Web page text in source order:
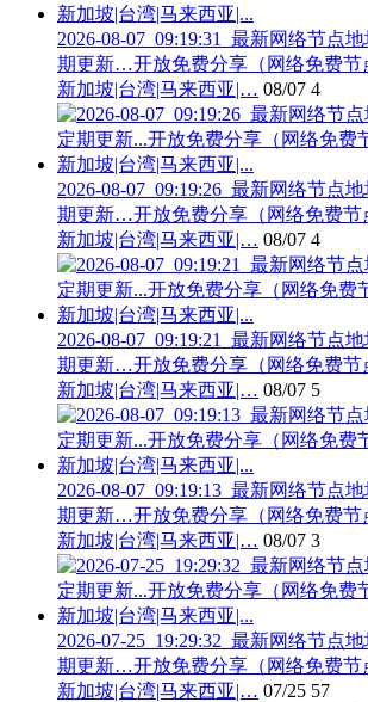
2026-08-07_09:19:31_最新网络节点
期更新…开放免费分享（网络免费节
新加坡|台湾|马来西亚|… 08/07 4
2026-08-07_09:19:26_最新网络节点
期更新…开放免费分享（网络免费节
新加坡|台湾|马来西亚|… 08/07 4
2026-08-07_09:19:21_最新网络节点
期更新…开放免费分享（网络免费节
新加坡|台湾|马来西亚|… 08/07 5
2026-08-07_09:19:13_最新网络节点
期更新…开放免费分享（网络免费节
新加坡|台湾|马来西亚|… 08/07 3
2026-07-25_19:29:32_最新网络节点
期更新…开放免费分享（网络免费节
新加坡|台湾|马来西亚|… 07/25 57